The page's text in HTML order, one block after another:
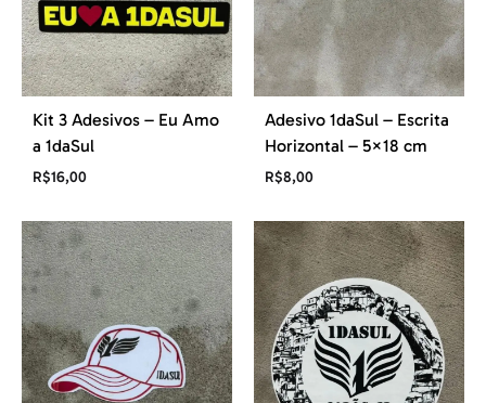
Kit 3 Adesivos – Eu Amo
a 1daSul
R$16,00
Adesivo 1daSul – Escrita
Horizontal – 5×18 cm
R$8,00